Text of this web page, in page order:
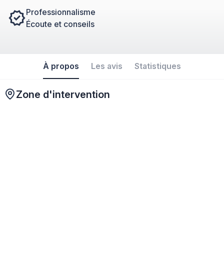
Professionnalisme
Écoute et conseils
À propos Les avis Statistiques
Zone d'intervention